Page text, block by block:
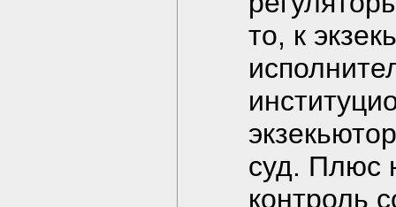
то, к
суд. Плюс
контроль